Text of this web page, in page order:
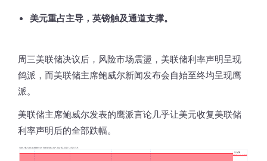
美元重占主导，英镑触及通道支撑。
周三美联储决议后，风险市场震盪，美联储利率声明呈现
鸽派，而美联储主席鲍威尔新闻发布会自始至终均呈现鹰
派。
美联储主席鲍威尔发表的鹰派言论几乎让美元收复美联储
利率声明后的全部跌幅。